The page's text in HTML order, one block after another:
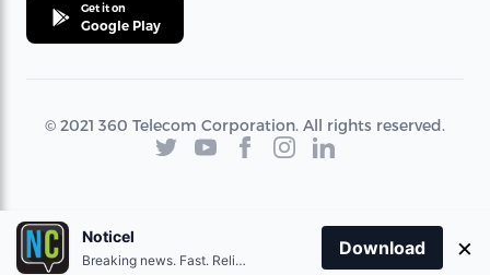
Get it on
Google Play
© 2021 360 Telecom Corporation. All rights reserved.
Noticel
Breaking news. Fast. Reliable.
Download ×